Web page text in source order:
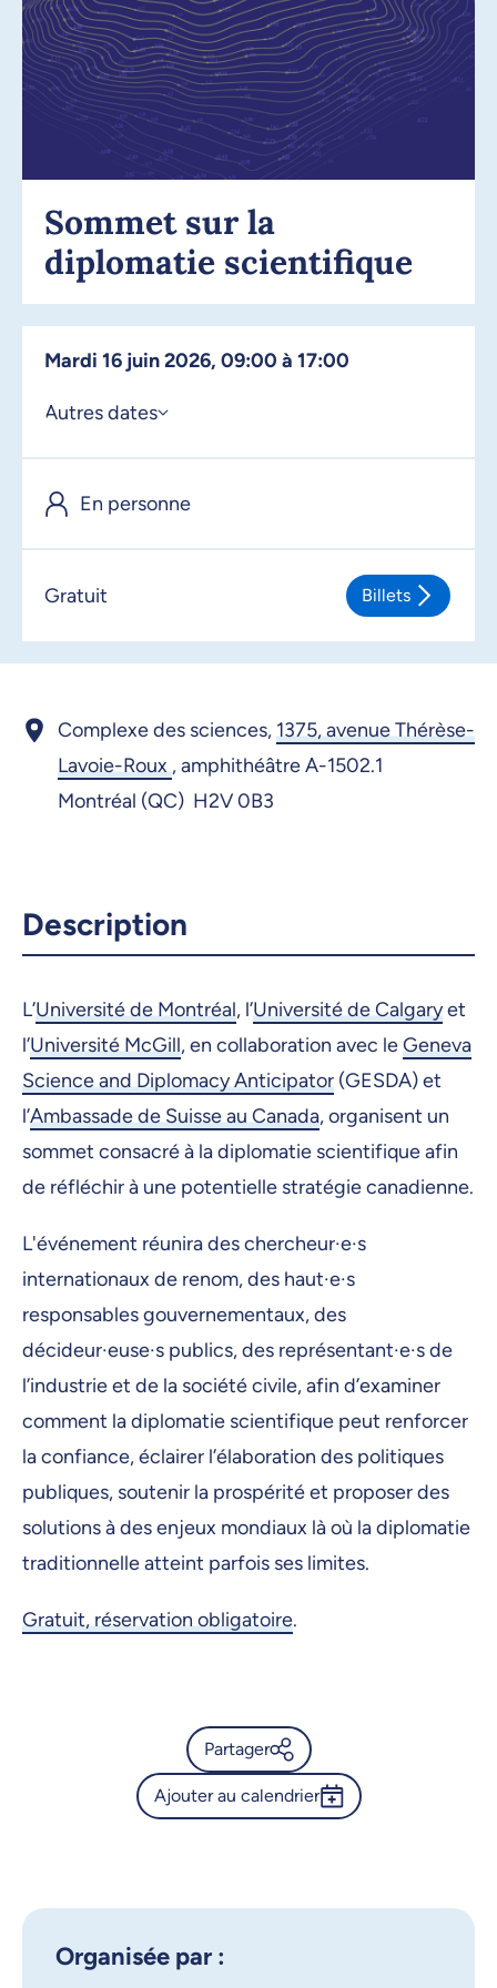
Sommet sur la
diplomatie scientifique
mardi 16 juin 2026, 09:00 à 17:00
Autres dates
En personne
Gratuit Billets
Complexe des sciences, 1375, avenue Thérèse-
Lavoie-Roux ,amphithéâtre A-1502.1
Montréal (QC) H2V 0B3
Description
L’Université de Montréal, l’Université de Calgaryet
l’Université McGill, en collaboration avec leGeneva
Science and Diplomacy Anticipator (GESDA) et
l’Ambassade de Suisse au Canada, organisent un
sommet consacré à la diplomatie scientifique afin
de réfléchir à une potentielle stratégie canadienne.
L'événement réunira des chercheur·e·s
internationaux de renom, des haut·e·s
responsables gouvernementaux, des
décideur·euse·s publics, des représentant·e·s de
l’industrie et de la société civile, afin d’examiner
comment la diplomatie scientifique peut renforcer
la confiance, éclairer l’élaboration des politiques
publiques, soutenir la prospérité et proposer des
solutions à des enjeux mondiaux là où la diplomatie
traditionnelle atteint parfois ses limites.
Gratuit, réservation obligatoire.
Partager
Calendrier de l’Université de
Ajouter au calendrier
Organisée par :